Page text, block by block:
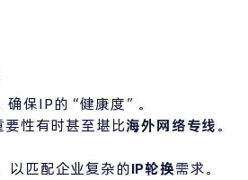
确保IP的“健康度”。
性有时甚至堪比海外网络专线。
以匹配企业复杂的IP轮换需求。